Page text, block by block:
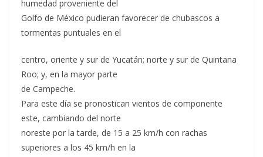
humedad proveniente del
Golfo de México pudieran favorecer de chubascos a
tormentas puntuales en el
centro, oriente y sur de Yucatán; norte y sur de Quintana
Roo; y, en la mayor parte
de Campeche.
Para este día se pronostican vientos de componente
este, cambiando del norte
noreste por la tarde, de 15 a 25 km/h con rachas
superiores a los 45 km/h en la